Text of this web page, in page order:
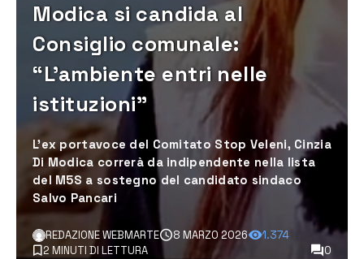
Modica si candida al
Consiglio comunale:
“L’ambiente entri nelle
istituzioni”
L’ex portavoce del Comitato Stop Veleni, Cinzia
Di Modica correrà da indipendente nella lista
del M5S a sostegno del candidato sindaco
Salvo Pancari
REDAZIONE WEBMARTE 8 MARZO 2026
1.374
2 MINUTI DI LETTURA
0